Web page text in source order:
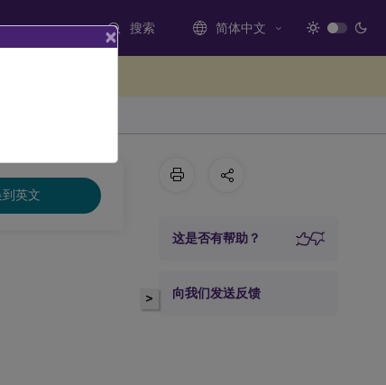
搜索 简体中文
英文
>
这是否有帮助？
向我们发送反馈
×